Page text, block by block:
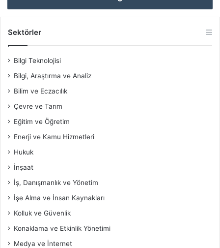
Sektörler
Bilgi Teknolojisi
Bilgi, Araştırma ve Analiz
Bilim ve Eczacılık
Çevre ve Tarım
Eğitim ve Öğretim
Enerji ve Kamu Hizmetleri
Hukuk
İnşaat
İş, Danışmanlık ve Yönetim
İşe Alma ve İnsan Kaynakları
Kolluk ve Güvenlik
Konaklama ve Etkinlik Yönetimi
Medya ve İnternet